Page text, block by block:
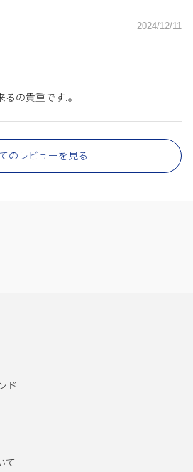
2024/12/11
の貴重です.。
のレビューを見る
ド
て